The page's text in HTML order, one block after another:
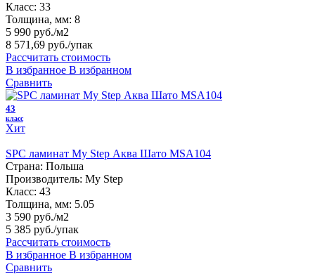
Класс: 33
Толщина, мм: 8
5 990 руб./м2
8 571,69 руб./упак
Рассчитать стоимость
В избранное В избранном
Сравнить
43
класс
Хит
SPC ламинат My Step Аква Шато MSA104
Страна: Польша
Производитель: My Step
Класс: 43
Толщина, мм: 5.05
3 590 руб./м2
5 385 руб./упак
Рассчитать стоимость
В избранное В избранном
Сравнить